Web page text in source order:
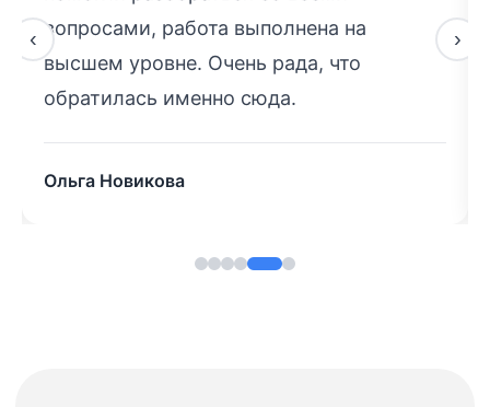
‹ вопросами, работа выполнена на
высшем уровне. Очень рада, что
обратилась именно сюда.
Ольга Новикова
›
Отправить